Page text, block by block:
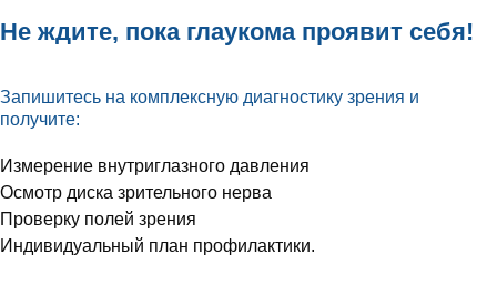
Не ждите, пока глаукома проявит себя!
Запишитесь на комплексную диагностику зрения и
получите:
Измерение внутриглазного давления
Осмотр диска зрительного нерва
Проверку полей зрения
Индивидуальный план профилактики.